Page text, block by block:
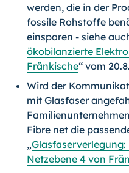
werden, die in der
fossile Rohstoffe
einsparen - siehe
ökobilanzierte
Fränkische“ vom
Wird der
mit Glasfaser
Fibre net die
„
Netzebene 4 von